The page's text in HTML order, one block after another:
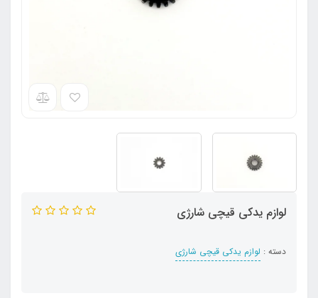
لوازم یدکی قیچی شارژی
دسته : لوازم یدکی قیچی شارژی